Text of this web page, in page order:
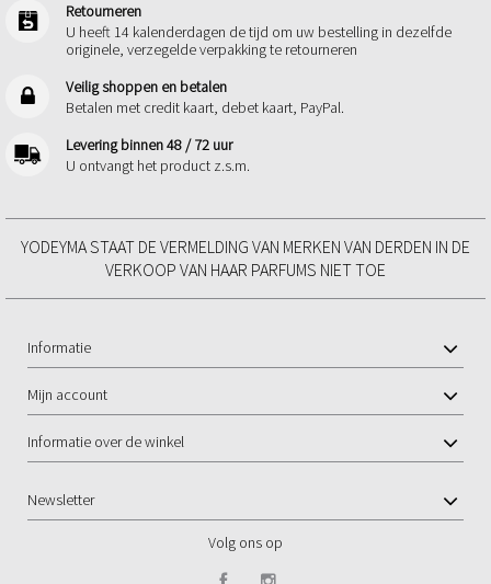
Retourneren
U heeft 14 kalenderdagen de tijd om uw bestelling in dezelfde
originele, verzegelde verpakking te retourneren
Veilig shoppen en betalen
Betalen met credit kaart, debet kaart, PayPal.
Levering binnen 48 / 72 uur
U ontvangt het product z.s.m.
YODEYMA STAAT DE VERMELDING VAN MERKEN VAN DERDEN IN DE
VERKOOP VAN HAAR PARFUMS NIET TOE
Informatie
Mijn account
Informatie over de winkel
Newsletter
Volg ons op